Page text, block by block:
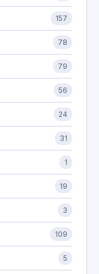
157
78
79
56
24
31
1
19
3
109
5